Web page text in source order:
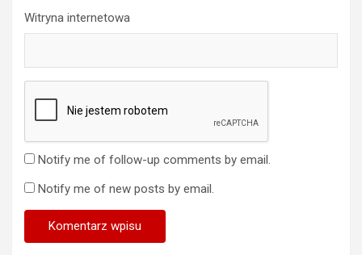
Witryna internetowa
Notify me of follow-up comments by email.
Notify me of new posts by email.